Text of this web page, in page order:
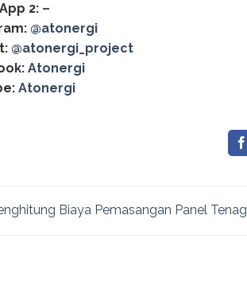
2: –
@atonergi
@atonergi_project
Atonergi
Atonergi
Biaya Pemasangan Panel